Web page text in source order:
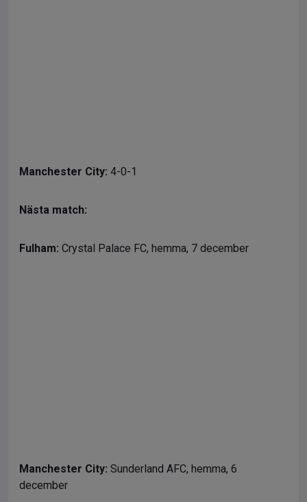
Manchester City: 4-0-1
Nästa match:
Fulham: Crystal Palace FC, hemma, 7 december
Manchester City: Sunderland AFC, hemma, 6
december